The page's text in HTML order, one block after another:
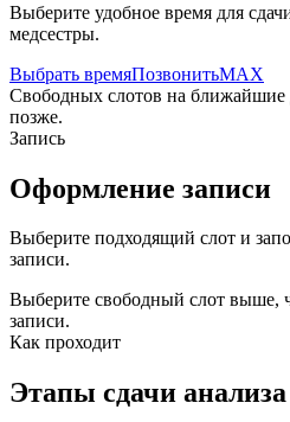
Выберите удобное время для
медсестры.
Выбрать времяПозвонитьMAX
Свободных слотов на ближайшие
позже.
Запись
Оформление записи
Выберите подходящий слот и
записи.
Выберите свободный слот выше,
записи.
Как проходит
Этапы сдачи анализа